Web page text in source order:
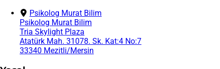
Psikolog Murat Bilim
Psikolog Murat Bilim
Tria Skylight Plaza
Atatürk Mah. 31078. Sk. Kat:4 No:7
33340 Mezitli/Mersin